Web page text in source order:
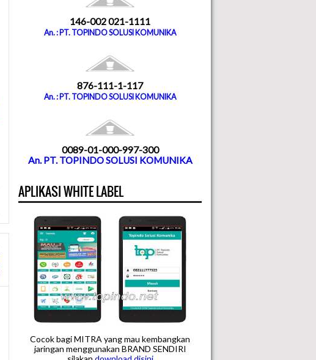
146-002 021-1111
An. : PT. TOPINDO SOLUSI KOMUNIKA
876-111-1-117
An. : PT. TOPINDO SOLUSI KOMUNIKA
0089-01-000-997-300
An. PT. TOPINDO SOLUSI KOMUNIKA
APLIKASI WHITE LABEL
Cocok bagi MITRA yang mau kembangkan
jaringan menggunakan BRAND SENDIRI